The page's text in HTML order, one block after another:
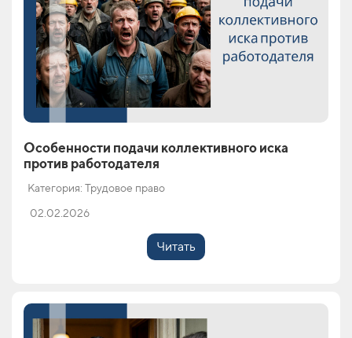
Особенности подачи коллективного иска
против работодателя
Категория: Трудовое право
02.02.2026
Читать